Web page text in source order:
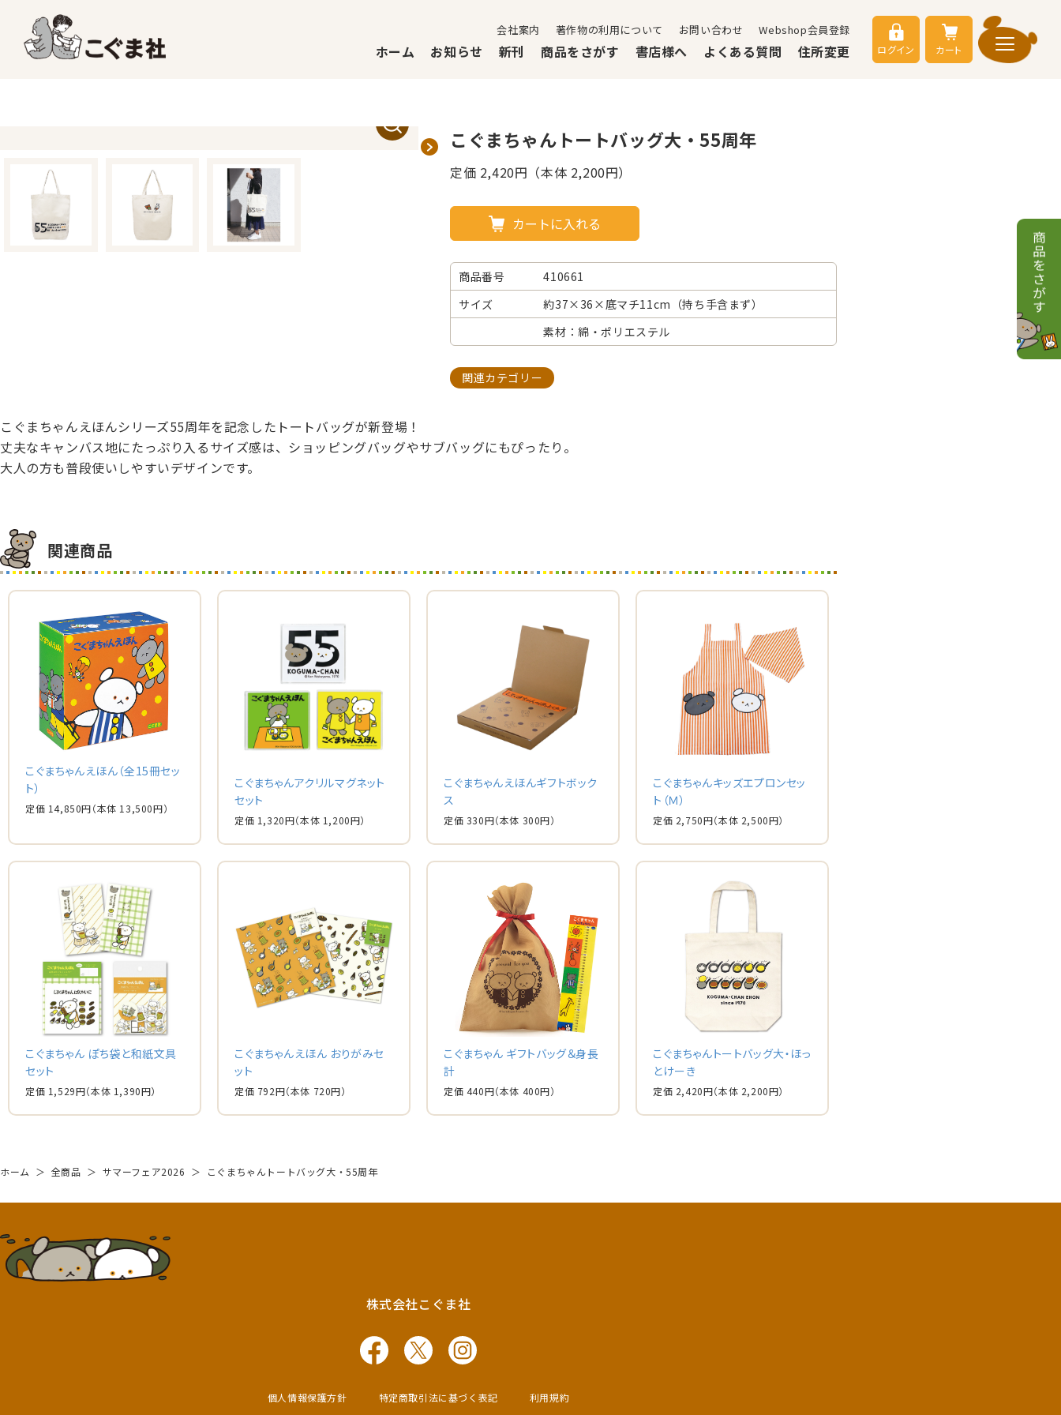
会社案内 著作物の利用について お問い合わせ Webshop会員登録
ホーム お知らせ 新刊 商品をさがす 書店様へ よくある質問 住所変更 ログイン カート
こぐまちゃんトートバッグ大・55周年
定価 2,420円（本体 2,200円）
カートに入れる
商品番号
410661
サイズ
約37×36×底マチ11cm（持ち手含まず）
素材：綿・ポリエステル
関連カテゴリー
こぐまちゃんえほんシリーズ55周年を記念したトートバッグが新登場！
丈夫なキャンバス地にたっぷり入るサイズ感は、ショッピングバッグやサブバッグにもぴったり。
大人の方も普段使いしやすいデザインです。
関連商品
こぐまちゃんえほん（全15冊セッ
ト）
定価 14,850円（本体 13,500円）
こぐまちゃんアクリルマグネット
セット
定価 1,320円（本体 1,200円）
こぐまちゃんえほんギフトボック
ス
定価 330円（本体 300円）
こぐまちゃんキッズエプロンセッ
ト（Ｍ）
定価 2,750円（本体 2,500円）
こぐまちゃん ぽち袋と和紙文具
セット
定価 1,529円（本体 1,390円）
こぐまちゃんえほん おりがみセ
ット
定価 792円（本体 720円）
こぐまちゃん ギフトバッグ＆身長
計
定価 440円（本体 400円）
こぐまちゃんトートバッグ大・ほっ
とけーき
定価 2,420円（本体 2,200円）
ホーム ＞ 全商品 ＞ サマーフェア2026 ＞ こぐまちゃんトートバッグ大・55周年
株式会社こぐま社
個人情報保護方針 特定商取引法に基づく表記 利用規約